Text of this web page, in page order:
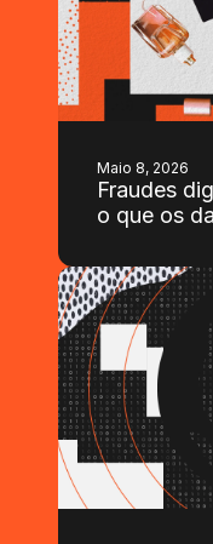
Maio 8, 2026
Fraudes
o que os